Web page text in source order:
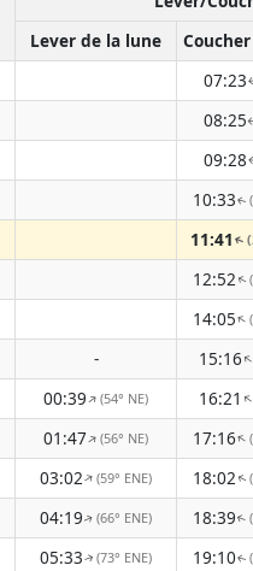
Lever de la lune
07:23
08:25
09:28
10:33↑
11:41 ↑
12:52↑
14:05↑
- 15:16
00:39↑(54° NE) 16:21
01:47↑(56° NE) 17:16↑
03:02↑(59° ENE) 18:02↑
04:19↑(66° ENE) 18:39↑
05:33↑(73° ENE) 19:10↑